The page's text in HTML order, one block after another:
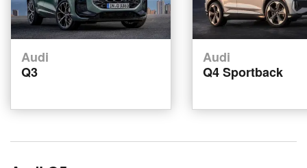
Audi
Q3
Audi
Q4 Sportback